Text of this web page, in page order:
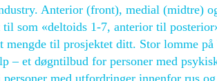
Anterior (front), medial (midtre)
som «deltoids 1-7, anterior til
til prosjektet ditt. Stor lomme
– et døgntilbud for personer med
med utfordringer innenfor rus